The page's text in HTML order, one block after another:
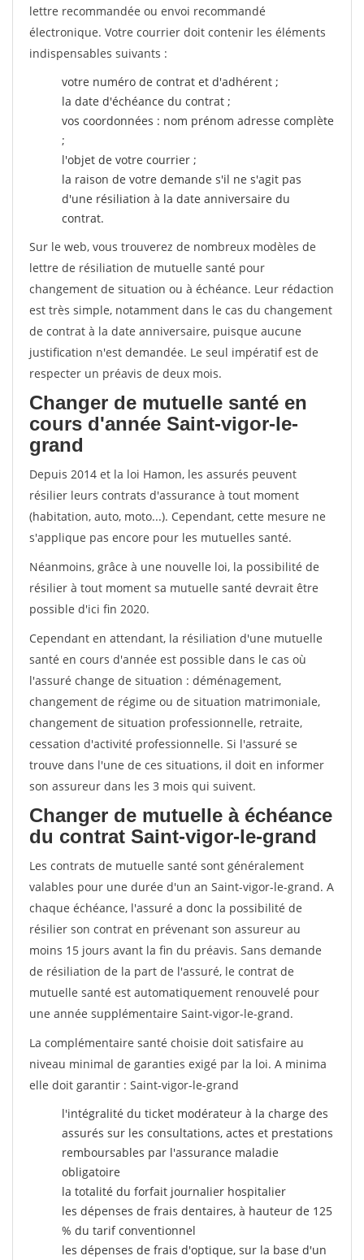
lettre recommandée ou envoi recommandé
électronique. Votre courrier doit contenir les éléments
indispensables suivants :
votre numéro de contrat et d'adhérent ;
la date d'échéance du contrat ;
vos coordonnées : nom prénom adresse complète
;
l'objet de votre courrier ;
la raison de votre demande s'il ne s'agit pas
d'une résiliation à la date anniversaire du
contrat.
Sur le web, vous trouverez de nombreux modèles de
lettre de résiliation de mutuelle santé pour
changement de situation ou à échéance. Leur rédaction
est très simple, notamment dans le cas du changement
de contrat à la date anniversaire, puisque aucune
justification n'est demandée. Le seul impératif est de
respecter un préavis de deux mois.
Changer de mutuelle santé en
cours d'année Saint-vigor-le-
grand
Depuis 2014 et la loi Hamon, les assurés peuvent
résilier leurs contrats d'assurance à tout moment
(habitation, auto, moto...). Cependant, cette mesure ne
s'applique pas encore pour les mutuelles santé.
Néanmoins, grâce à une nouvelle loi, la possibilité de
résilier à tout moment sa mutuelle santé devrait être
possible d'ici fin 2020.
Cependant en attendant, la résiliation d'une mutuelle
santé en cours d'année est possible dans le cas où
l'assuré change de situation : déménagement,
changement de régime ou de situation matrimoniale,
changement de situation professionnelle, retraite,
cessation d'activité professionnelle. Si l'assuré se
trouve dans l'une de ces situations, il doit en informer
son assureur dans les 3 mois qui suivent.
Changer de mutuelle à échéance
du contrat Saint-vigor-le-grand
Les contrats de mutuelle santé sont généralement
valables pour une durée d'un an Saint-vigor-le-grand. A
chaque échéance, l'assuré a donc la possibilité de
résilier son contrat en prévenant son assureur au
moins 15 jours avant la fin du préavis. Sans demande
de résiliation de la part de l'assuré, le contrat de
mutuelle santé est automatiquement renouvelé pour
une année supplémentaire Saint-vigor-le-grand.
La complémentaire santé choisie doit satisfaire au
niveau minimal de garanties exigé par la loi. A minima
elle doit garantir : Saint-vigor-le-grand
l'intégralité du ticket modérateur à la charge des
assurés sur les consultations, actes et prestations
remboursables par l'assurance maladie
obligatoire
la totalité du forfait journalier hospitalier
les dépenses de frais dentaires, à hauteur de 125
% du tarif conventionnel
les dépenses de frais d'optique, sur la base d'un